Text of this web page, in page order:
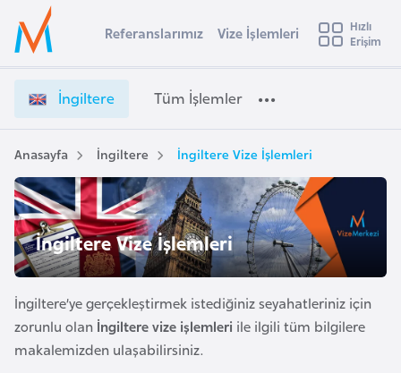
Ülke Seçimi
Başvuru yapmak istediğiniz ülkeyi seçin
Üye
Girişi
n
i
l
e
r
e
V
i
z
e
İ
ş
e
i
Referanslarımız Vize İşlemleri
Hızlı
Erişim
İngiltere Tüm İşlemler
Anasayfa İngiltere İngiltere Vize İşlemleri
İngiltere Vize İşlemleri
İngiltere’ye gerçekleştirmek istediğiniz seyahatleriniz için
zorunlu olan İngiltere vize işlemleri ile ilgili tüm bilgilere
makalemizden ulaşabilirsiniz.
s
t
r
a
A
v
u
t
u
r